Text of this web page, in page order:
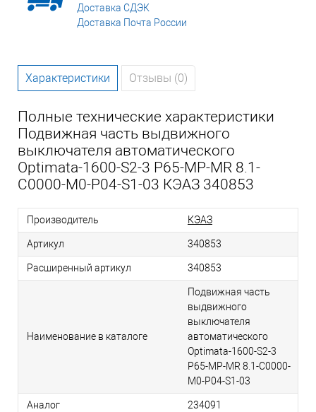
Доставка СДЭК
Доставка Почта России
Характеристики Отзывы (0)
Полные технические характеристики
Подвижная часть выдвижного
выключателя автоматического
Optimata-1600-S2-3 P65-MP-MR 8.1-
C0000-M0-P04-S1-03 КЭАЗ 340853
Производитель КЭАЗ
Артикул 340853
Расширенный артикул 340853
Наименование в каталоге
Подвижная часть
выдвижного
выключателя
автоматического
Optimata-1600-S2-3
P65-MP-MR 8.1-C0000-
M0-P04-S1-03
Аналог 234091